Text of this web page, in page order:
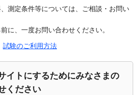
測定条件等については、ご相談・お問い
に、一度お問い合わせください。
試験のご利用方法
イトにするためにみなさまの
ください